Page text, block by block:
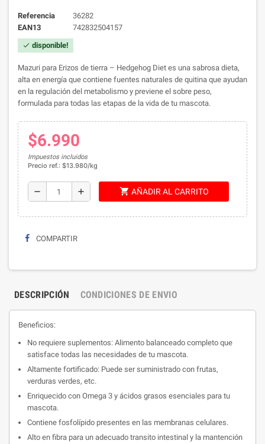
Referencia
36282
EAN13
742832504157
check disponible!
Mazuri para Erizos de tierra – Hedgehog Diet es una sabrosa dieta,
alta en energía que contiene fuentes naturales de quitina que ayudan
en la regulación del metabolismo y previene el sobre peso,
formulada para todas las etapas de la vida de tu mascota.
$6.990
Impuestos incluidos
Precio ref.: $13.980/kg
remove add shopping_cart AÑADIR AL CARRITO
COMPARTIR
DESCRIPCIÓN CONDICIONES DE ENVIO
Beneficios:
No requiere suplementos: Alimento balanceado completo que
satisface todas las necesidades de tu mascota.
Altamente fortificado: Puede ser suministrado con frutas,
verduras verdes, etc.
Enriquecido con Omega 3 y ácidos grasos esenciales para tu
mascota.
Contiene fosfolípido presentes en las membranas celulares.
Alto en fibra para un adecuado transito intestinal y la mantención